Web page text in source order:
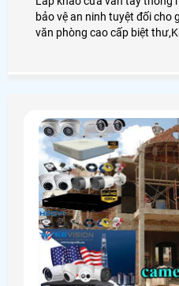
bảo vệ an ninh tuyệt đối cho
văn phòng cao cấp biệt